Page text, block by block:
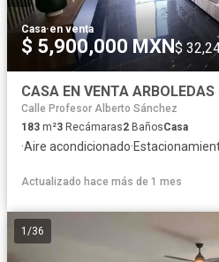
Casa·en venta
$ 5,900,000 MXN$
Calle Profesor Alberto Sánchez
183 m²3 Recámaras2 BañosCasa
·Aire acondicionado·
Actualizado hace más de 1 mes
1 /36